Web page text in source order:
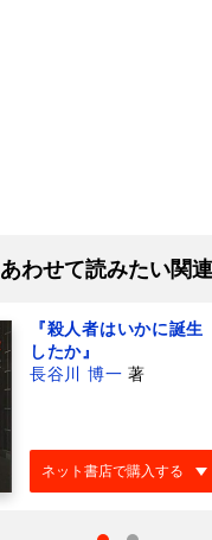
あわせて読みたい関
『殺人者はいかに誕生
したか』
長谷川 博一 著
ネット書店で購入する